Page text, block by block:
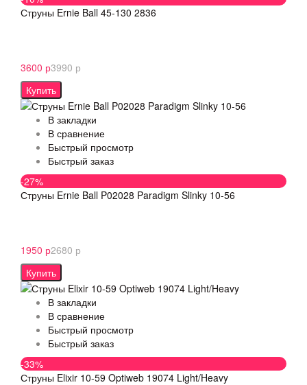
Струны Ernie Ball 45-130 2836
3600 р3990 р
Купить
В закладки
В сравнение
Быстрый просмотр
Быстрый заказ
-27%
Струны Ernie Ball P02028 Paradigm Slinky 10-56
1950 р2680 р
Купить
В закладки
В сравнение
Быстрый просмотр
Быстрый заказ
-33%
Струны Elixir 10-59 Optiweb 19074 Light/Heavy